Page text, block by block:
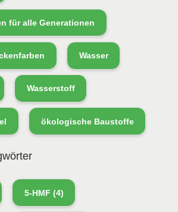
für alle Generationen
Wasser
Wasserstoff
ökologische Baustoffe
5-HMF (4)